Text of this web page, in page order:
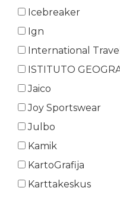
Icebreaker
Ign
International
ISTITUTO
Jaico
Joy Sportswear
Julbo
Kamik
KartoGrafija
Karttakeskus